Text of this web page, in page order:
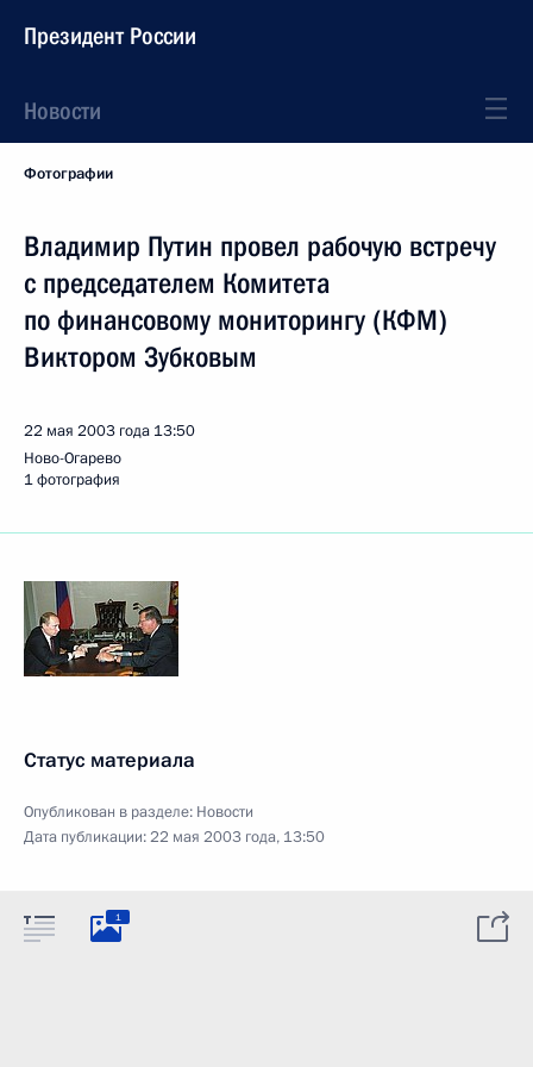
Президент России
Новости
Фотографии
Владимир Путин провел рабочую встречу
с председателем Комитета
по финансовому мониторингу (КФМ)
Виктором Зубковым
22 мая 2003 года 13:50
Ново-Огарево
1 фотография
Статус материала
Опубликован в разделе: Новости
Дата публикации:22 мая 2003 года, 13:50
1